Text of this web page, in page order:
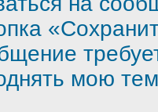
мою